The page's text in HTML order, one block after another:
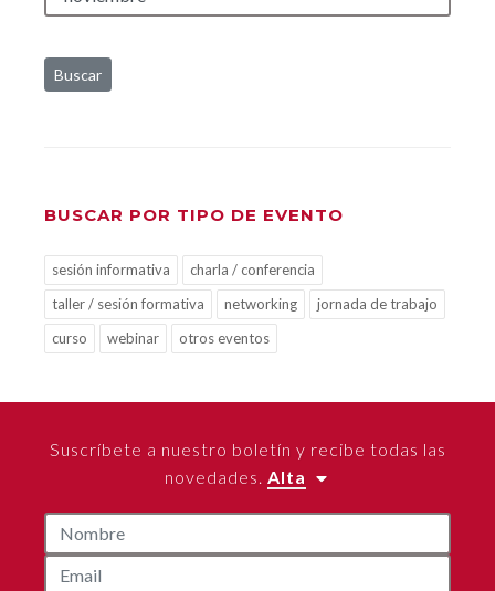
Buscar
BUSCAR POR TIPO DE EVENTO
sesión informativa
charla / conferencia
taller / sesión formativa
networking
jornada de trabajo
curso
webinar otros eventos
Suscríbete a nuestro boletín y recibe todas las
novedades. Alta